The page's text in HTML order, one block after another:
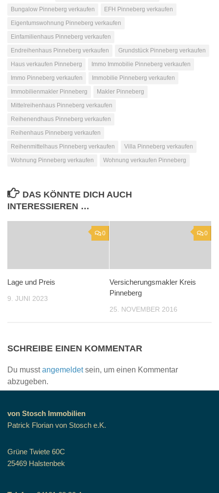
Bungalow Pinneberg verkaufen
EFH Pinneberg verkaufen
Eigentumswohnung Pinneberg verkaufen
Einfamilienhaus Pinneberg verkaufen
Endreihenhaus Pinneberg verkaufen
Grundstück Pinneberg verkaufen
Haus verkaufen Pinneberg
Immo Immobilie Pinneberg verkaufen
Immo Pinneberg verkaufen
Immobilie Pinneberg verkaufen
Immobilienmakler Pinneberg
Makler Pinneberg
Mittelreihenhaus Pinneberg verkaufen
Reihenendhaus Pinneberg verkaufen
Reihenhaus Pinneberg verkaufen
Reihenmittelhaus Pinneberg verkaufen
Villa Pinneberg verkaufen
Wohnung Pinneberg verkaufen
Wohnung verkaufen Pinneberg
DAS KÖNNTE DICH AUCH
INTERESSIEREN …
0
Lage und Preis
9. JUNI 2023
0
Versicherungsmakler Kreis
Pinneberg
25. NOVEMBER 2016
SCHREIBE EINEN KOMMENTAR
Du musstangemeldetsein, um einen Kommentar
abzugeben.
von Stosch Immobilien
Patrick Florian von Stosch e.K.
Grüne Twiete 60C
25469 Halstenbek